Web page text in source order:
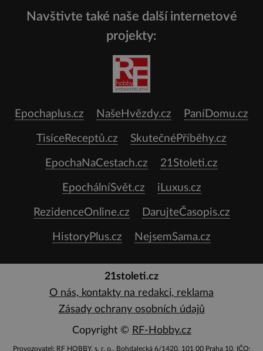
Navštivte také naše další internetové
projekty:
Epochaplus.cz NašeHvězdy.cz PaníDomu.cz
TisíceReceptů.cz SkutečnéPříběhy.cz
EpochaNaCestach.cz 21Stoleti.cz
EpochálníSvět.cz iLuxus.cz
RezidenceOnline.cz DarujteČasopis.cz
HistoryPlus.cz NejsemSama.cz
21stoleti.cz
O nás, kontakty na redakci, reklama
Zásady ochrany osobních údajů
Copyright © RF-Hobby.cz
Provozovatel: RF HOBBY, s. r. o., Bohdalecká 6/1420, 101 00 Praha 10, IČO: